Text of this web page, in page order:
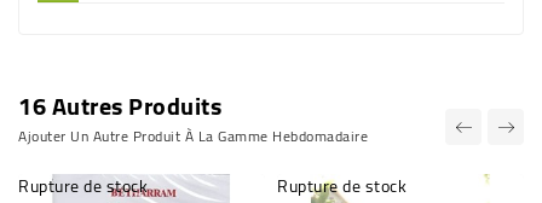
16 Autres Produits
Ajouter Un Autre Produit À La Gamme Hebdomadaire
Rupture de stock Rupture de stock